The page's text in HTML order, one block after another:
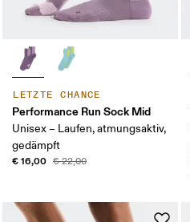
LETZTE CHANCE
Performance Run Sock Mid
Unisex – Laufen, atmungsaktiv,
gedämpft
€ 16,00 € 22,00